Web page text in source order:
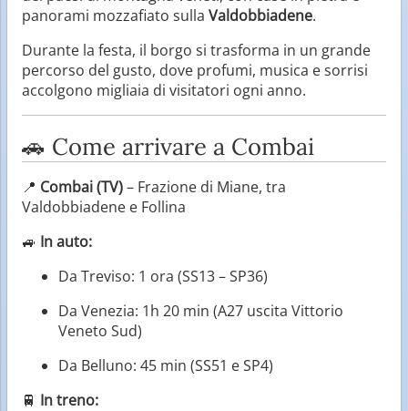
panorami mozzafiato sulla Valdobbiadene.
Durante la festa, il borgo si trasforma in un grande
percorso del gusto, dove profumi, musica e sorrisi
accolgono migliaia di visitatori ogni anno.
🚗 Come arrivare a Combai
📍 Combai (TV)– Frazione di Miane, tra
Valdobbiadene e Follina
🚙 In auto:
Da Treviso: 1 ora (SS13 – SP36)
Da Venezia: 1h 20 min (A27 uscita Vittorio
Veneto Sud)
Da Belluno: 45 min (SS51 e SP4)
🚆 In treno: